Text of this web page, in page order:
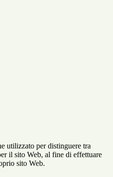
utilizzato per distinguere tra
il sito Web, al fine di effettuare
sito Web.